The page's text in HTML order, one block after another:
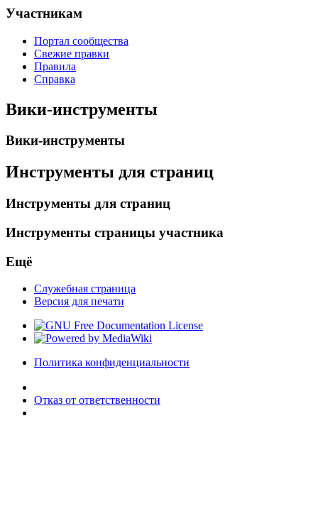
Участникам
Портал сообщества
Свежие правки
Правила
Справка
Вики-инструменты
Вики-инструменты
Инструменты для страниц
Инструменты для страниц
Инструменты страницы участника
Ещё
Служебная страница
Версия для печати
Политика конфиденциальности
Отказ от ответственности